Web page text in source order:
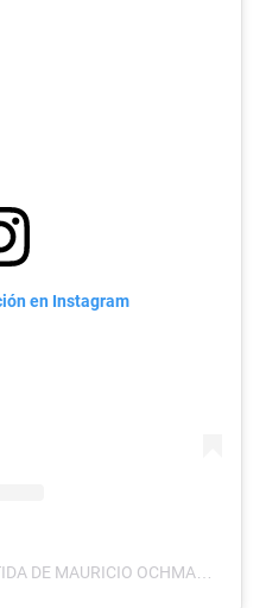
en Instagram
UNA PUBLICACIÓN COMPARTIDA DE MAURICIO OCHMANN (@MAUOCHMANN)